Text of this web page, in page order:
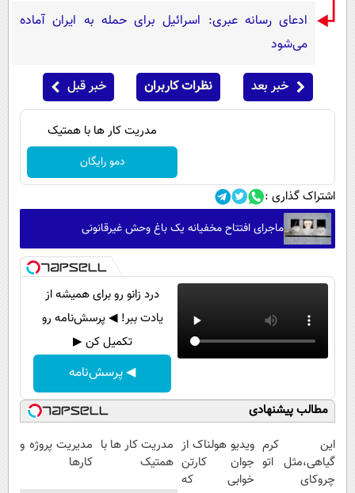
سیاست خارجی
ادعای رسانه عبری: اسرائیل برای حمله به ایران آماده
می‌شود
خبر بعد نظرات کاربران خبر قبل
مدریت کار ها با همتیک
دمو رایگان
اشتراک گذاری :
ماجرای افتتاح مخفیانه یک باغ وحش غیرقانونی
درد زانو رو برای همیشه از
یادت ببر! ◀ پرسش‌نامه رو
تکمیل کن ▶
◀ پرسش‌نامه
مطالب پیشنهادی
این کرم
گیاهی،مثل اتو
چروکای
ویدیو هولناک از
جوان کارتن
خوابی که
مدریت کار ها با
همتیک
مدیریت پروژه و
کارها